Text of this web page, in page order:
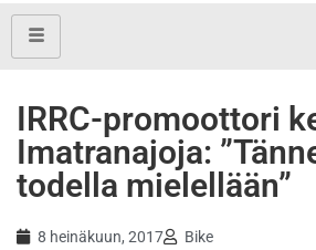
IRRC-promoottori
Imatranajoja:
todella mielellään”
8 heinäkuun, 2017 Bike